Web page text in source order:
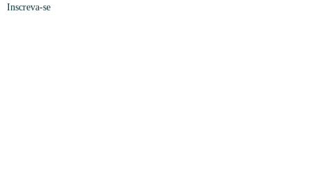
Inscreva-se